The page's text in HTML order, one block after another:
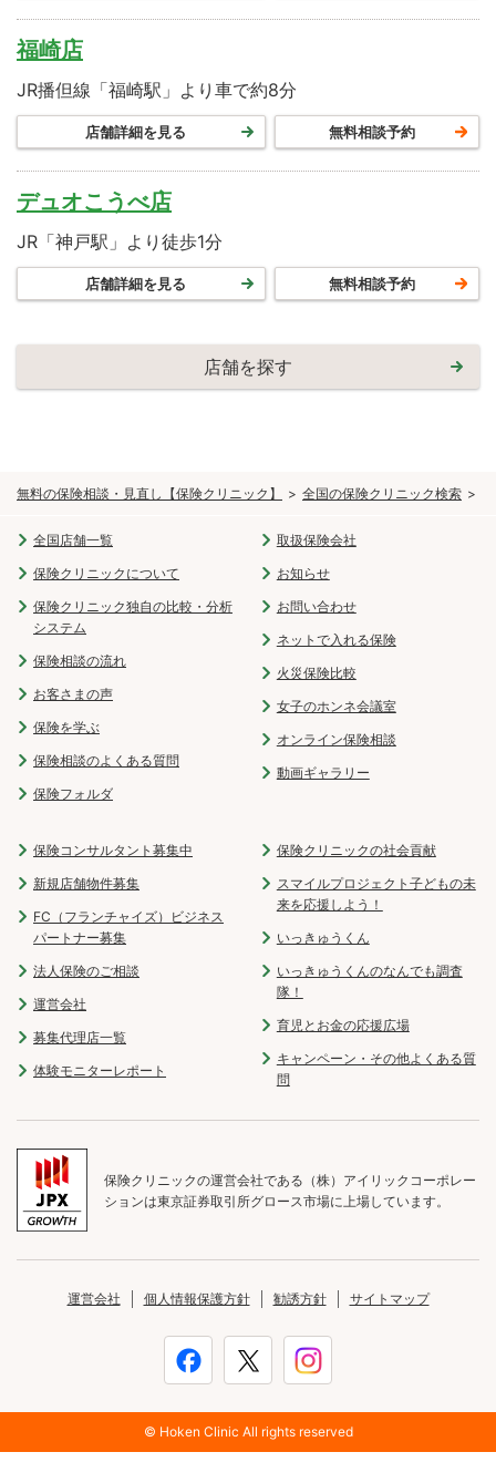
無料の保険相談・見直し【保険クリニック】 全国の保険クリニック検索
福崎店
JR播但線「福崎駅」より車で約8分
店舗詳細を見る 無料相談予約
デュオこうべ店
JR「神戸駅」より徒歩1分
店舗詳細を見る 無料相談予約
店舗を探す
全国店舗一覧
保険クリニックについて
保険クリニック独自の比較・分析
システム
保険相談の流れ
お客さまの声
保険を学ぶ
保険相談のよくある質問
保険フォルダ
取扱保険会社
お知らせ
お問い合わせ
ネットで入れる保険
火災保険比較
女子のホンネ会議室
オンライン保険相談
動画ギャラリー
保険コンサルタント募集中
新規店舗物件募集
FC（フランチャイズ）ビジネス
パートナー募集
法人保険のご相談
運営会社
募集代理店一覧
体験モニターレポート
保険クリニックの社会貢献
スマイルプロジェクト子どもの未
来を応援しよう！
いっきゅうくん
いっきゅうくんのなんでも調査
隊！
育児とお金の応援広場
キャンペーン・その他よくある質
問
保険クリニックの運営会社である（株）アイリックコーポレー
ションは東京証券取引所グロース市場に上場しています。
運営会社 個人情報保護方針 勧誘方針 サイトマップ
© Hoken Clinic All rights reserved